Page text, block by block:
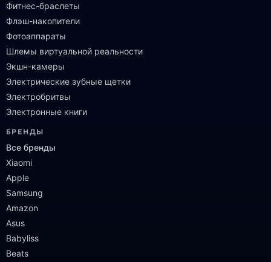
Фитнес-браслеты
Флэш-накопители
Фотоаппараты
Шлемы виртуальной реальности
Экшн-камеры
Электрические зубные щетки
Электробритвы
Электронные книги
БРЕНДЫ
Все бренды
Xiaomi
Apple
Samsung
Amazon
Asus
Babyliss
Beats